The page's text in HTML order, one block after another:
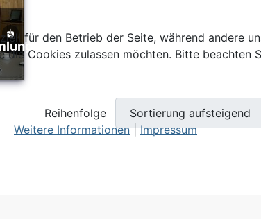
Reihenfolge
für den Betrieb der Seite, während andere
Cookies zulassen möchten. Bitte
Weitere Informationen|Impressum